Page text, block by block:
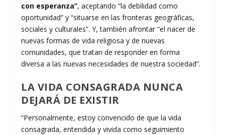
con esperanza”, aceptando “la debilidad como
oportunidad” y “situarse en las fronteras geográficas,
sociales y culturales”. Y, también afrontar “el nacer de
nuevas formas de vida religiosa y de nuevas
comunidades, que tratan de responder en forma
diversa a las nuevas necesidades de nuestra sociedad”.
LA VIDA CONSAGRADA NUNCA
DEJARÁ DE EXISTIR
“Personalmente, estoy convencido de que la vida
consagrada, entendida y vivida como seguimiento